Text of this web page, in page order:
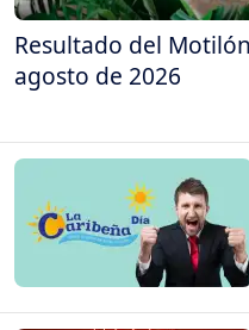
Resultado del
agosto de 2026